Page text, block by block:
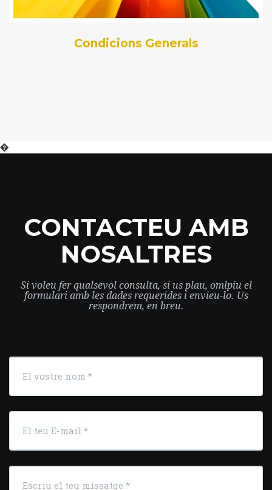
Condicions Generals
�
CONTACTEU AMB
NOSALTRES
Si voleu fer qualsevol consulta, si us plau, omlpiu el
formulari amb les dades requerides i envieu-lo. Us
respondrem, en breu.